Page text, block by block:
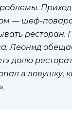
— шеф-
ресторан.
Леонид
долю
в ловушку,